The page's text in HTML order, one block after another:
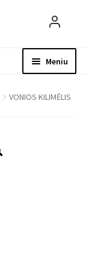
Meniu
VONIOS KILIMĖLIS